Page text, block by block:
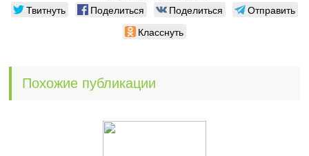
Твитнуть Поделиться Поделиться
Отправить
Класснуть
Похожие публикации